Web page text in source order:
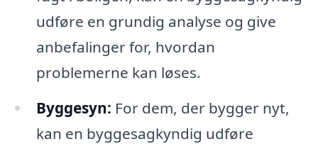
udføre en grundig analyse og give
anbefalinger for, hvordan
problemerne kan løses.
Byggesyn: For dem, der bygger nyt,
kan en byggesagkyndig udføre